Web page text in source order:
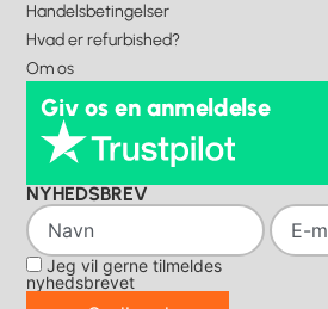
Handelsbetingelser
Hvad er refurbished?
Om os
Giv os en anmeldelse
NYHEDSBREV
Jeg vil gerne tilmeldes
nyhedsbrevet